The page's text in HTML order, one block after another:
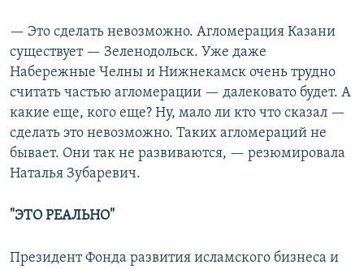
— Это сделать невозможно. Агломерация Казани
существует — Зеленодольск. Уже даже
Набережные Челны и Нижнекамск очень трудно
считать частью агломерации — далековато будет. А
какие еще, кого еще? Ну, мало ли кто что сказал —
сделать это невозможно. Таких агломераций не
бывает. Они так не развиваются, — резюмировала
Наталья Зубаревич.
"ЭТО РЕАЛЬНО"
Президент Фонда развития исламского бизнеса и